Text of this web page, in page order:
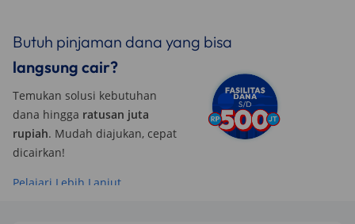
Butuh pinjaman dana yang bisa
langsung cair?
Temukan solusi kebutuhan
dana hingga ratusan juta
rupiah. Mudah diajukan, cepat
dicairkan!
Pelajari Lebih Lanjut